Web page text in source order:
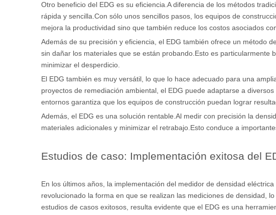
Otro beneficio del EDG es su eficiencia.A diferencia de los métodos
rápida y sencilla.Con sólo unos sencillos pasos, los equipos de
mejora la productividad sino que también reduce los costos asociados
Además de su precisión y eficiencia, el EDG también ofrece un método
sin dañar los materiales que se están probando.Esto es
minimizar el desperdicio.
El EDG también es muy versátil, lo que lo hace adecuado para una
proyectos de remediación ambiental, el EDG puede adaptarse a
entornos garantiza que los equipos de construcción puedan lograr
Además, el EDG es una solución rentable.Al medir con precisión la
materiales adicionales y minimizar el retrabajo.Esto conduce a
Estudios de caso: Implementación exitosa del
En los últimos años, la implementación del medidor de densidad
revolucionado la forma en que se realizan las mediciones de densidad,
estudios de casos exitosos, resulta evidente que el EDG es una